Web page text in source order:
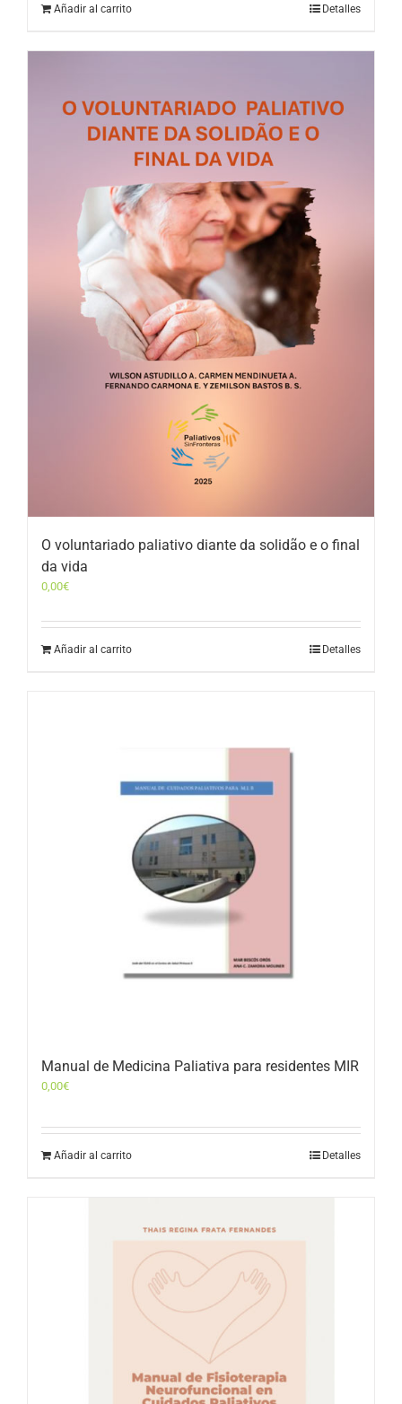
Añadir al carrito Detalles
O voluntariado paliativo diante da solidão e o final
da vida
0,00€
Añadir al carrito Detalles
Manual de Medicina Paliativa para residentes MIR
0,00€
Añadir al carrito Detalles